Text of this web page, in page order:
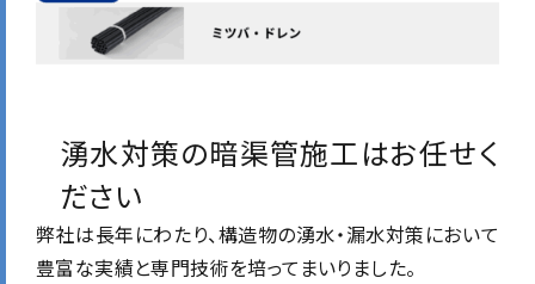
湧水対策の暗渠管施工はお任せく
ださい
弊社は長年にわたり、構造物の湧水・漏水対策において
豊富な実績と専門技術を培ってまいりました。